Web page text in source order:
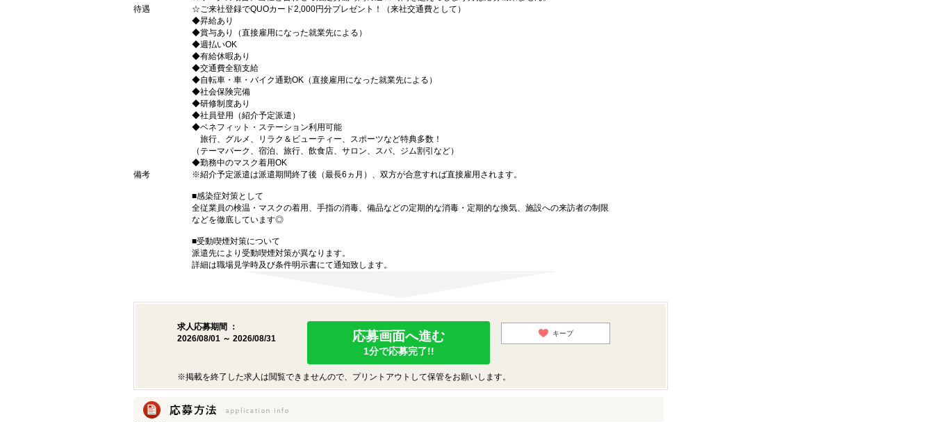
待遇
☆ご来社登録でQUOカード2,000円分プレゼント！（来社交通費として）
◆昇給あり
◆賞与あり（直接雇用になった就業先による）
◆週払いOK
◆有給休暇あり
◆交通費全額支給
◆自転車・車・バイク通勤OK（直接雇用になった就業先による）
◆社会保険完備
◆研修制度あり
◆社員登用（紹介予定派遣）
◆ベネフィット・ステーション利用可能
旅行、グルメ、リラク＆ビューティー、スポーツなど特典多数！
（テーマパーク、宿泊、旅行、飲食店、サロン、スパ、ジム割引など）
◆勤務中のマスク着用OK
備考
※紹介予定派遣は派遣期間終了後（最長6ヵ月）、双方が合意すれば直接雇用されます。
■感染症対策として
全従業員の検温・マスクの着用、手指の消毒、備品などの定期的な消毒・定期的な換気、施設への来訪者の制限
などを徹底しています◎
■受動喫煙対策について
派遣先により受動喫煙対策が異なります。
詳細は職場見学時及び条件明示書にて通知致します。
求人応募期間 ：
2026/08/01 ～ 2026/08/31
応募画面へ進む
1分で応募完了!!
キープ
※掲載を終了した求人は閲覧できませんので、プリントアウトして保管をお願いします。